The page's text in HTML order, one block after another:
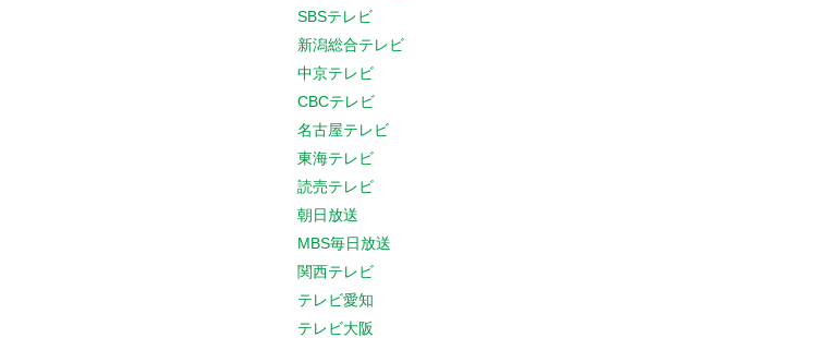
SBSテレビ
新潟総合テレビ
中京テレビ
CBCテレビ
名古屋テレビ
東海テレビ
読売テレビ
朝日放送
MBS毎日放送
関西テレビ
テレビ愛知
テレビ大阪